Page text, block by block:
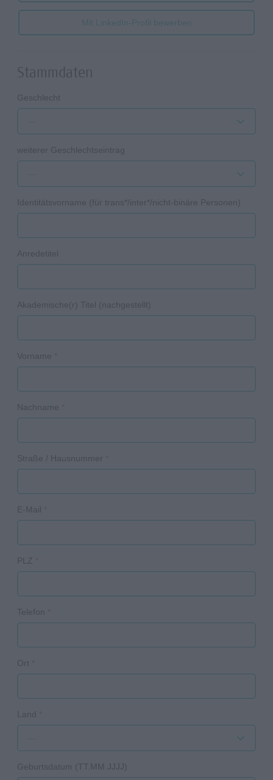
Mit LinkedIn-Profil bewerben
Stammdaten
Geschlecht
---
weiterer Geschlechtseintrag
---
Identitätsvorname (für trans*/inter*/nicht-binäre Personen)
Anredetitel
Akademische(r) Titel (nachgestellt)
Vorname
Nachname
Straße / Hausnummer
E-Mail
PLZ
Telefon
Ort
Land
---
Geburtsdatum (TT.MM.JJJJ)